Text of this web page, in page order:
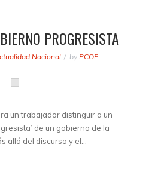
PROGRESISTA
Nacional by PCOE
un trabajador distinguir a un
de un gobierno de la
allá del discurso y el…